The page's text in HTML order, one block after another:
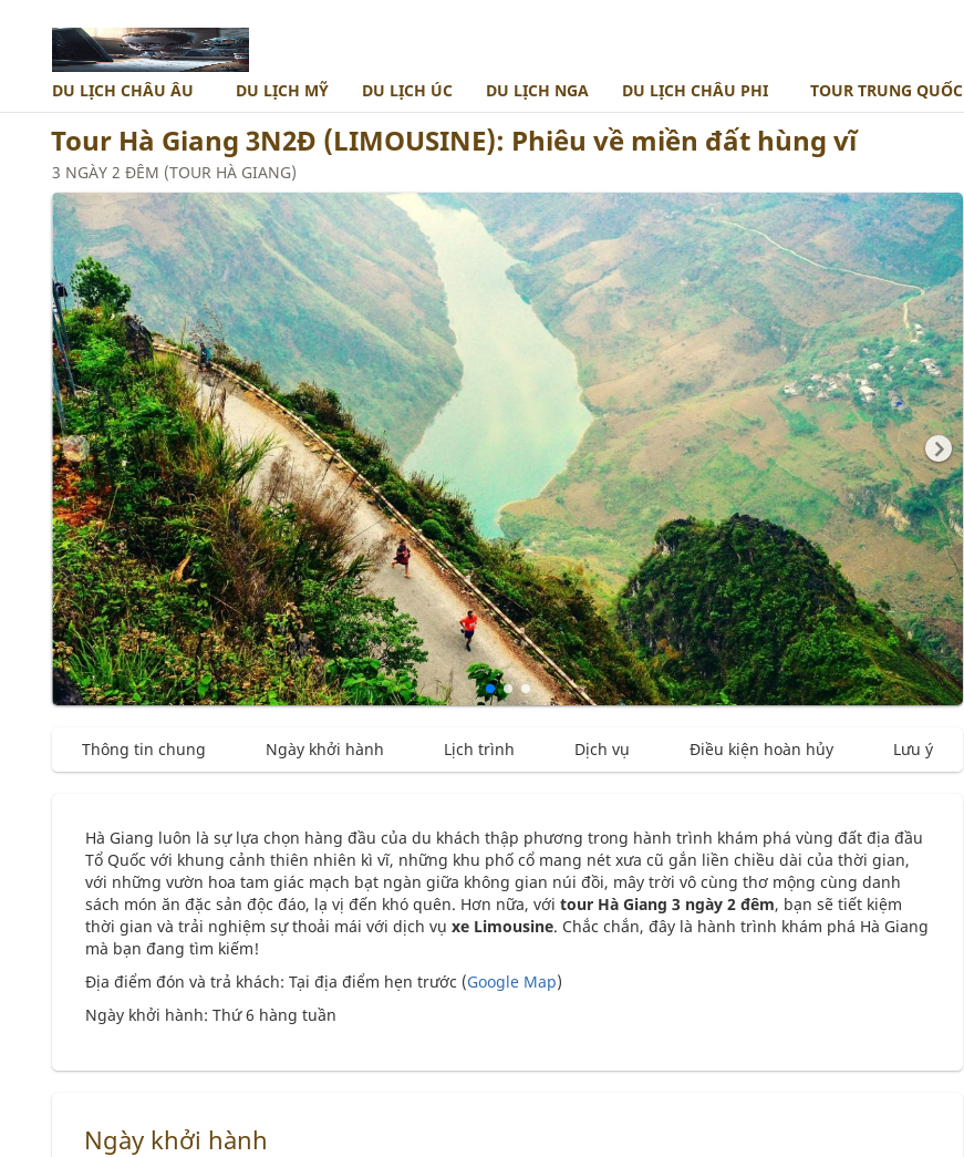
DU LỊCH CHÂU ÂU
TÂY ÂU
TÂY ĐÔNG ÂU
NAM ÂU BẮC ÂU ĐÔNG ÂU
BALKAN
DU LỊCH MỸ DU LỊCH ÚC DU LỊCH NGA DU LỊCH CHÂU PHI
TOUR NAM PHI AI CẬP TOUR MOROCCO
TOUR TRUNG QUỐC
Tour Hà Giang 3N2Đ (LIMOUSINE): Phiêu về miền đất hùng vĩ
3 NGÀY 2 ĐÊM (TOUR HÀ GIANG)
Thông tin chung Ngày khởi hành Lịch trình Dịch vụ Điều kiện hoàn hủy Lưu ý
Hà Giang luôn là sự lựa chọn hàng đầu của du khách thập phương trong hành trình khám phá vùng đất địa đầu
Tổ Quốc với khung cảnh thiên nhiên kì vĩ, những khu phố cổ mang nét xưa cũ gắn liền chiều dài của thời gian,
với những vườn hoa tam giác mạch bạt ngàn giữa không gian núi đồi, mây trời vô cùng thơ mộng cùng danh
sách món ăn đặc sản độc đáo, lạ vị đến khó quên. Hơn nữa, với tour Hà Giang 3 ngày 2 đêm, bạn sẽ tiết kiệm
thời gian và trải nghiệm sự thoải mái với dịch vụ xe Limousine. Chắc chắn, đây là hành trình khám phá Hà Giang
mà bạn đang tìm kiếm!
Địa điểm đón và trả khách: Tại địa điểm hẹn trước (Google Map)
Ngày khởi hành: Thứ 6 hàng tuần
Ngày khởi hành